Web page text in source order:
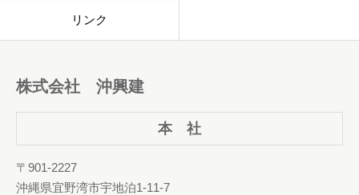
リンク
株式会社 沖興建
本 社
〒901-2227
沖縄県宜野湾市宇地泊1-11-7